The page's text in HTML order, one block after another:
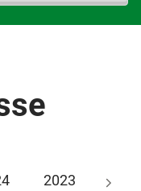
2023 2022